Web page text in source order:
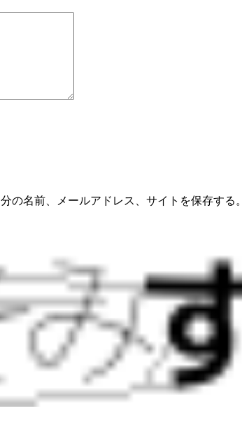
の名前、メールアドレス、サイトを保存する。